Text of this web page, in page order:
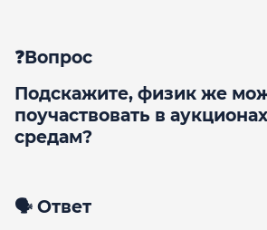
❓Вопрос
Подскажите, физик же
поучаствовать в
средам?
🗣 Ответ